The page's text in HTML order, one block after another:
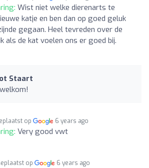
Wist niet welke dierenarts te
katje en ben dan op goed geluk
gegaan. Heel tevreden over de
als de kat voelen ons er goed bij.
Staart
op 6 years ago
Very good vwt
op 6 years ago